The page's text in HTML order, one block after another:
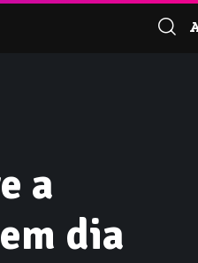
a
dia